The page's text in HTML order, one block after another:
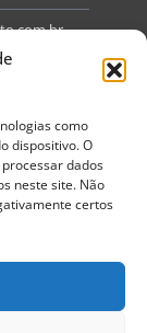
como
dispositivo. O
dados
neste site. Não
certos